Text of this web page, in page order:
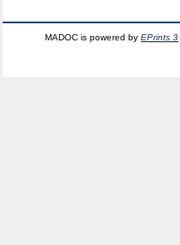
MADOC is powered byEPrints 3